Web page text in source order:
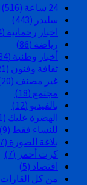
24 ساعة
(516)
سليدر (443)
اخبار رحمانية (324)
رياضة (86)
أخبار وطنية (34)
ثقافة وفنون (21)
غير مصنف (20)
مجتمع (18)
بالفيديو (12)
الهضرة عليك (11)
للنساء فقط (9)
بلاغة الصورة (7)
كرت أحمر (7)
اقتصاد (5)
من كل القارات